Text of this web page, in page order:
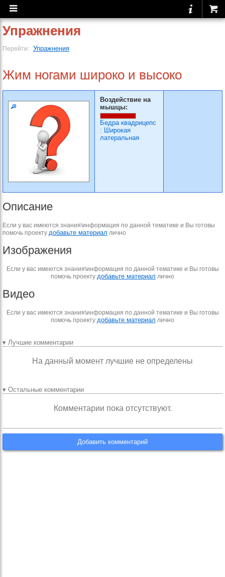
Упражнения
Перейти: Упражнения
Жим ногами широко и высоко
Воздействие на
мышцы:
Бедра квадрицепс
: Широкая
латеральная
Описание
Если у вас имеются знания\информация по данной тематике и Вы готовы
помочь проекту добавьте материал лично
Изображения
Если у вас имеются знания\информация по данной тематике и Вы готовы
помочь проекту добавьте материал лично
Видео
Если у вас имеются знания\информация по данной тематике и Вы готовы
помочь проекту добавьте материал лично
▾ Лучшие комментарии
На данный момент лучшие не определены
▾ Остальные комментарии
Комментарии пока отсутствуют.
Добавить комментарий